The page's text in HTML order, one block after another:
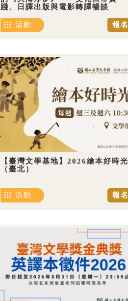
踐、日譯出版與電影轉譯暢談
報名
活動
【臺灣文學基地】2026繪本好時光
（臺北）
報名
活動